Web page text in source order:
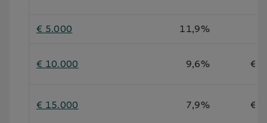
€ 5.000 11,9%
€ 10.000 9,6% €
€ 15.000 7,9% €